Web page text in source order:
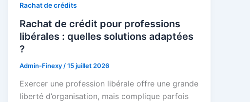
Rachat de crédits
Rachat de crédit pour professions
libérales : quelles solutions adaptées
?
Admin-Finexy /15 juillet 2026
Exercer une profession libérale offre une grande
liberté d’organisation, mais complique parfois